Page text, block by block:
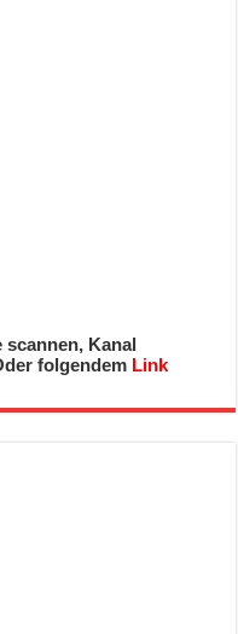
scannen, Kanal
folgendem Link